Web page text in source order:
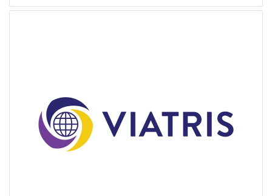
Фізична та реабілітаційна медицина
Безкоштовно.
💪 Цьогоріч, вперше за довгий час, конференція
буде проводитись офлайн з розширеною
програмою і наша команда неймовірно рада